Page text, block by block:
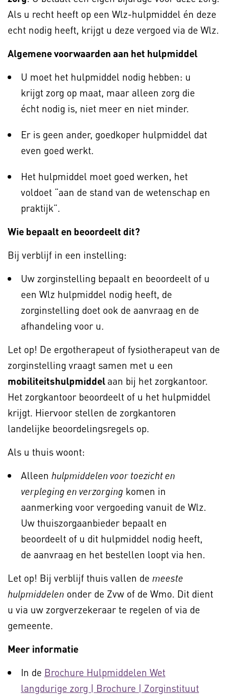
Als u recht heeft op een Wlz-hulpmiddel én deze
echt nodig heeft, krijgt u deze vergoed via de Wlz.
Algemene voorwaarden aan het hulpmiddel
U moet het hulpmiddel nodig hebben: u
krijgt zorg op maat, maar alleen zorg die
écht nodig is, niet meer en niet minder.
Er is geen ander, goedkoper hulpmiddel dat
even goed werkt.
Het hulpmiddel moet goed werken, het
voldoet “aan de stand van de wetenschap en
praktijk”.
Wie bepaalt en beoordeelt dit?
Bij verblijf in een instelling:
Uw zorginstelling bepaalt en beoordeelt of u
een Wlz hulpmiddel nodig heeft, de
zorginstelling doet ook de aanvraag en de
afhandeling voor u.
Let op! De ergotherapeut of fysiotherapeut van de
zorginstelling vraagt samen met u een
mobiliteitshulpmiddel aan bij het zorgkantoor.
Het zorgkantoor beoordeelt of u het hulpmiddel
krijgt. Hiervoor stellen de zorgkantoren
landelijke beoordelingsregels op.
Als u thuis woont:
Alleen hulpmiddelen voor toezicht en
verpleging en verzorging komen in
aanmerking voor vergoeding vanuit de Wlz.
Uw thuiszorgaanbieder bepaalt en
beoordeelt of u dit hulpmiddel nodig heeft,
de aanvraag en het bestellen loopt via hen.
Let op! Bij verblijf thuis vallen de meeste
hulpmiddelen onder de Zvw of de Wmo. Dit dient
u via uw zorgverzekeraar te regelen of via de
gemeente.
Meer informatie
In de Brochure Hulpmiddelen Wet
langdurige zorg | Brochure | Zorginstituut